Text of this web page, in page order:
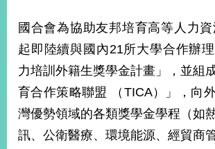
國合會為協助友邦培育高等人力
起即陸續與國內21所大學合作辦
力培訓外籍生獎學金計畫」，並組
育合作策略聯盟 （TICA）」，向
灣優勢領域的各類獎學金學程（如
訊、公衛醫療、環境能源、經貿商